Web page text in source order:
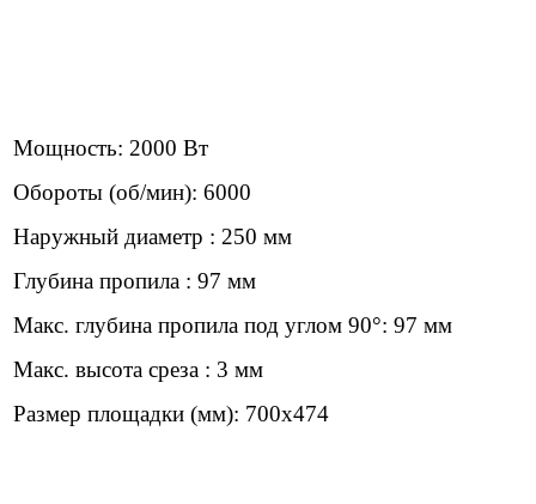
Мощность: 2000 Вт
Обороты (об/мин): 6000
Наружный диаметр : 250 мм
Глубина пропила : 97 мм
Макс. глубина пропила под углом 90°: 97 мм
Макс. высота среза : 3 мм
Размер площадки (мм): 700х474